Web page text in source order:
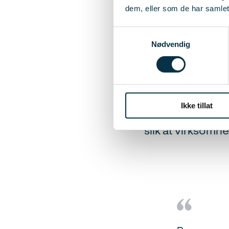
dem, eller som de har
Nødvendig
Ikke tillat
Ved å velge
av vårt
perioden
sertifiseres.
standarden.
slik at